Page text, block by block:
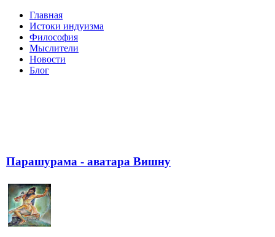
Главная
Истоки индуизма
Философия
Мыслители
Новости
Блог
Парашурама - аватара Вишну